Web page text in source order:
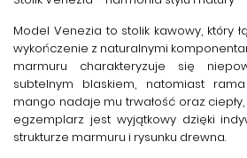
Model Venezia to stolik kawowy, który
wykończenie z naturalnymi
marmuru charakteryzuje się
subtelnym blaskiem, natomiast
mango nadaje mu trwałość oraz
egzemplarz jest wyjątkowy dzięki
strukturze marmuru i rysunku drewna.